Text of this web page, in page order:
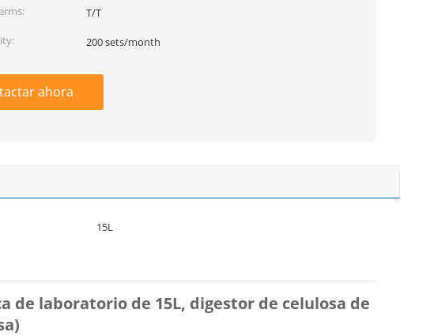
T/T
200 sets/month
ahora
15L
de laboratorio de 15L, digestor de celulosa de